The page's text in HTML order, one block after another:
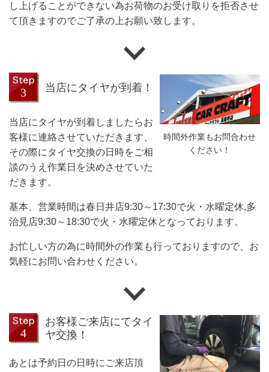
し上げることができない為お荷物のお受け取りを拒否させ
て頂きますのでご了承の上お願い致します。
時間外作業もお問合わせ
ください！
当店にタイヤが到着！
当店にタイヤが到着しましたらお
客様に連絡させていただきます、
その際にタイヤ交換の日時をご相
談のうえ作業日を決めさせていた
だきます。
基本、営業時間は春日井店9:30～17:30で火・水曜定休,多
治見店9:30～18:30で火・水曜定休となっております。
お忙しい方の為に時間外の作業も行っておりますので、お
気軽にお問い合わせください。
お客様ご来店にてタイ
ヤ交換！
あとは予約日の日時にご来店頂